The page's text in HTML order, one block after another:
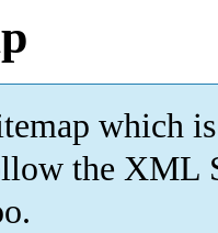
which is
the XML